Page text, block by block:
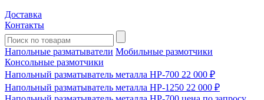
Доставка
Контакты
Напольные разматыватели Мобильные размотчики
Консольные размотчики
Напольный разматыватель металла HP-700 22 000 ₽
Напольный разматыватель металла HP-1250 22 000 ₽